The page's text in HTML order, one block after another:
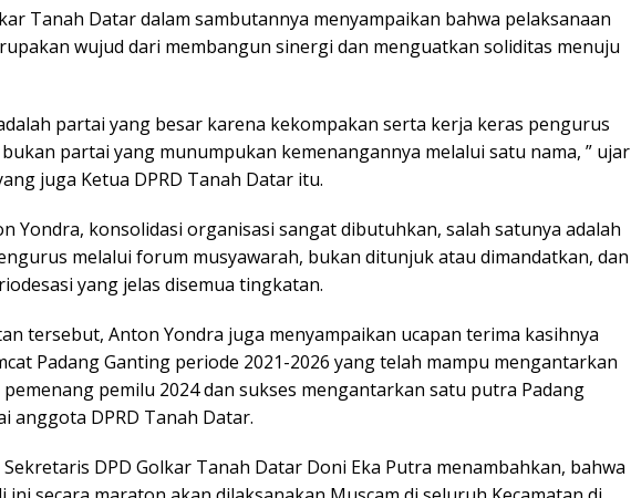
Tanah Datar dalam sambutannya menyampaikan bahwa pelaksanaan
wujud dari membangun sinergi dan menguatkan soliditas menuju
partai yang besar karena kekompakan serta kerja keras pengurus
partai yang munumpukan kemenangannya melalui satu nama, ” ujar
juga Ketua DPRD Tanah Datar itu.
Yondra, konsolidasi organisasi sangat dibutuhkan, salah satunya adalah
melalui forum musyawarah, bukan ditunjuk atau dimandatkan, dan
yang jelas disemua tingkatan.
tersebut, Anton Yondra juga menyampaikan ucapan terima kasihnya
Padang Ganting periode 2021-2026 yang telah mampu mengantarkan
pemilu 2024 dan sukses mengantarkan satu putra Padang
anggota DPRD Tanah Datar.
DPD Golkar Tanah Datar Doni Eka Putra menambahkan, bahwa